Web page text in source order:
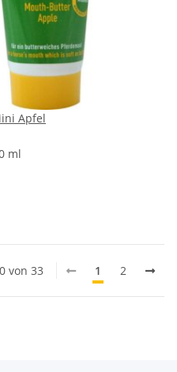
Apfel
ml
von 33 1 2